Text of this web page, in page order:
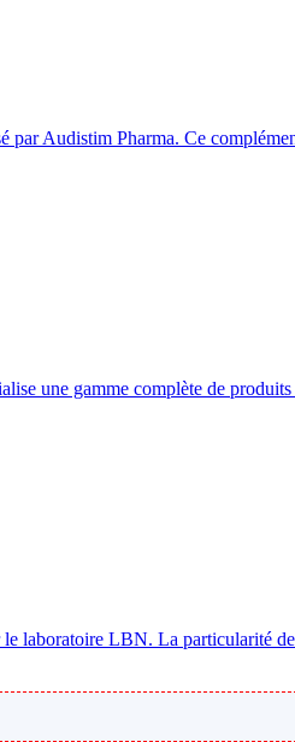
par Audistim Pharma. Ce
une gamme complète de produits
le laboratoire LBN. La particularité